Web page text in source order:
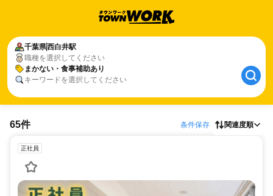
千葉県西白井駅
職種を選択してください
まかない・食事補助あり
キーワードを選択してください
65件 条件保存 関連度順
正社員